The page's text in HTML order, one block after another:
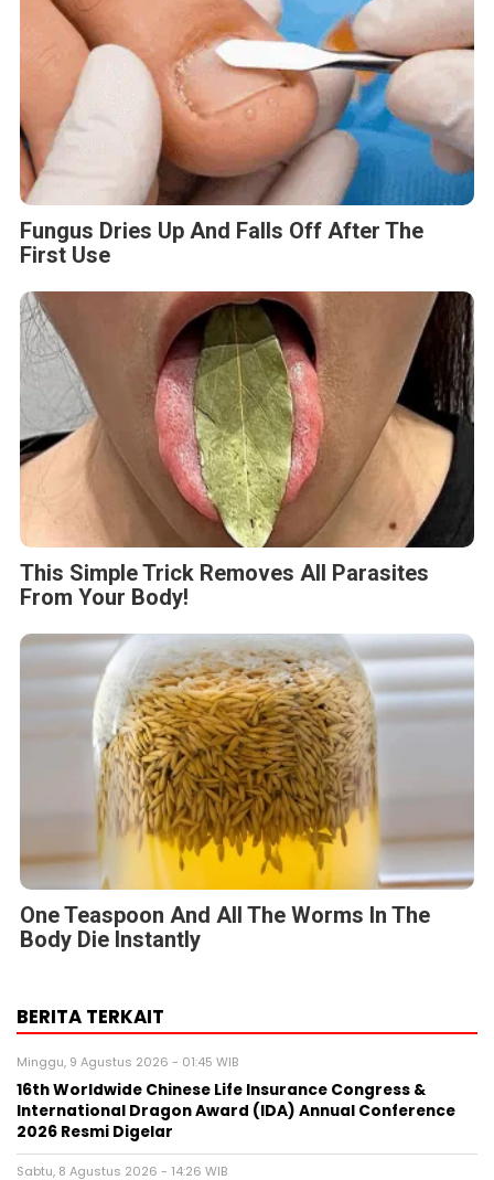
Fungus Dries Up And Falls Off After The
First Use
This Simple Trick Removes All Parasites
From Your Body!
One Teaspoon And All The Worms In The
Body Die Instantly
BERITA TERKAIT
Minggu, 9 Agustus 2026 - 01:45 WIB
16th Worldwide Chinese Life Insurance Congress &
International Dragon Award (IDA) Annual Conference
2026 Resmi Digelar
Sabtu, 8 Agustus 2026 - 14:26 WIB